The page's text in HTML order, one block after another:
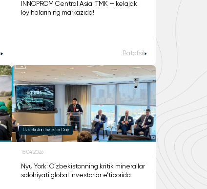
INNOPROM Central Asia: TMK — kelajak
loyihalarining markazida!
Batafsil
Uzbekistan Investor Day
15.04.2026
Nyu York: O‘zbekistonning kritik minerallar
salohiyati global investorlar e’tiborida